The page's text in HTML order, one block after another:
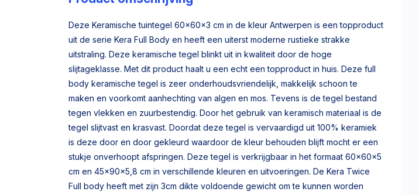
Deze Keramische tuintegel 60x60x3 cm in de kleur Antwerpen is een topproduct
uit de serie Kera Full Body en heeft een uiterst moderne rustieke strakke
uitstraling. Deze keramische tegel blinkt uit in kwaliteit door de hoge
slijtageklasse. Met dit product haalt u een echt een topproduct in huis. Deze full
body keramische tegel is zeer onderhoudsvriendelijk, makkelijk schoon te
maken en voorkomt aanhechting van algen en mos. Tevens is de tegel bestand
tegen vlekken en zuurbestendig. Door het gebruik van keramisch materiaal is de
tegel slijtvast en krasvast. Doordat deze tegel is vervaardigd uit 100% keramiek
is deze door en door gekleurd waardoor de kleur behouden blijft mocht er een
stukje onverhoopt afspringen. Deze tegel is verkrijgbaar in het formaat 60x60x5
cm en 45x90x5,8 cm in verschillende kleuren en uitvoeringen. De Kera Twice
Full body heeft met zijn 3cm dikte voldoende gewicht om te kunnen worden